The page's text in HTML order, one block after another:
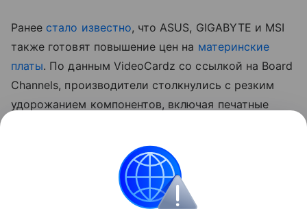
Ранее стало известно, что ASUS, GIGABYTE и MSI
также готовят повышение цен на материнские
платы. По данным VideoCardz со ссылкой на Board
Channels, производители столкнулись с резким
удорожанием компонентов, включая печатные
На ситуацию также влияет снижение спроса
на новые ПК, из-за чего компаниям приходится
компенсировать рост издержек повышением